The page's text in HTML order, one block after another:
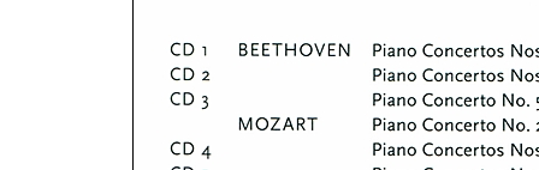
Kempff/Dresdner Philharmonie/van Kempen (June
CD 14 BEETHOVEN: 1-3 Concerto No.4;
No. 5 Kempff/BP/Raabe (recorded Berlin, Polydor